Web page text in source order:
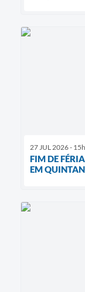
27 JUL 2026 -
FIM DE
EM